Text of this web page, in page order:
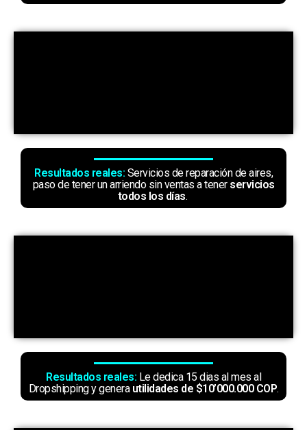
Resultados reales: Servicios de reparación de aires,
paso de tener un arriendo sin ventas a tener servicios
todos los días.
Resultados reales: Le dedica 15 dias al mes al
Dropshipping y generautilidades de $10’000.000 COP.